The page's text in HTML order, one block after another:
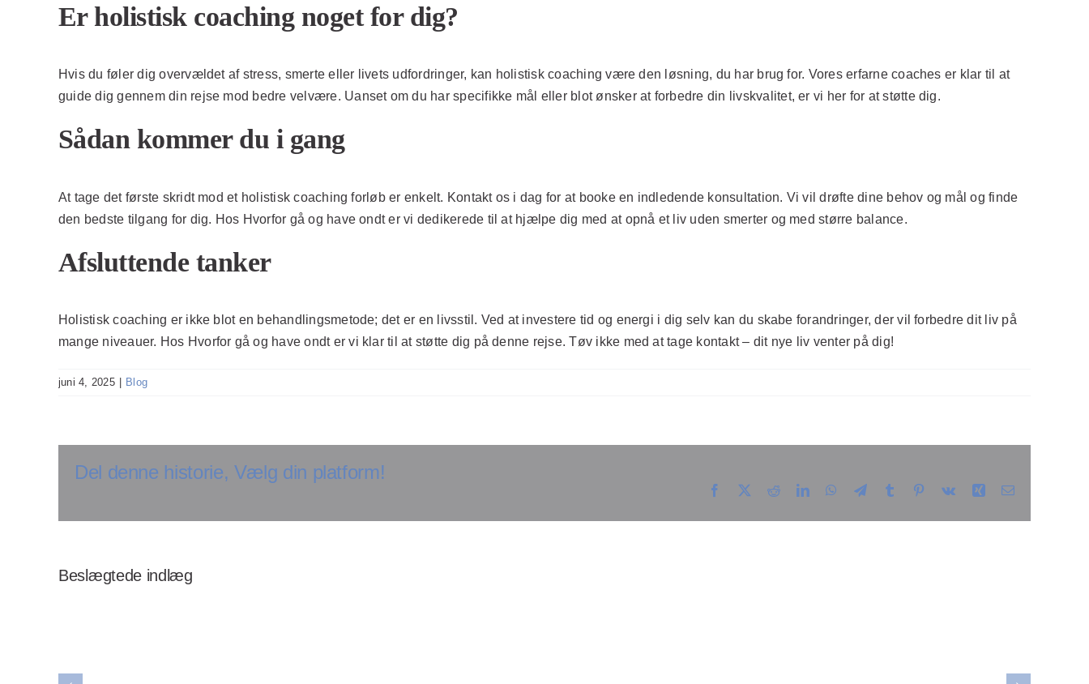
Er holistisk coaching noget for dig?
Hvis du føler dig overvældet af stress, smerte eller livets udfordringer, kan holistisk coaching være den løsning, du har brug for. Vores erfarne coaches er klar til at
guide dig gennem din rejse mod bedre velvære. Uanset om du har specifikke mål eller blot ønsker at forbedre din livskvalitet, er vi her for at støtte dig.
Sådan kommer du i gang
At tage det første skridt mod et holistisk coaching forløb er enkelt. Kontakt os i dag for at booke en indledende konsultation. Vi vil drøfte dine behov og mål og finde
den bedste tilgang for dig. Hos Hvorfor gå og have ondt er vi dedikerede til at hjælpe dig med at opnå et liv uden smerter og med større balance.
Afsluttende tanker
Holistisk coaching er ikke blot en behandlingsmetode; det er en livsstil. Ved at investere tid og energi i dig selv kan du skabe forandringer, der vil forbedre dit liv på
mange niveauer. Hos Hvorfor gå og have ondt er vi klar til at støtte dig på denne rejse. Tøv ikke med at tage kontakt – dit nye liv venter på dig!
juni 4, 2025 Blog
Del denne historie, Vælg din platform!
Facebook RedditLinkedInWhatsApp
TelegramTumblr Pinterest
Vk Xing E-
Beslægtede indlæg